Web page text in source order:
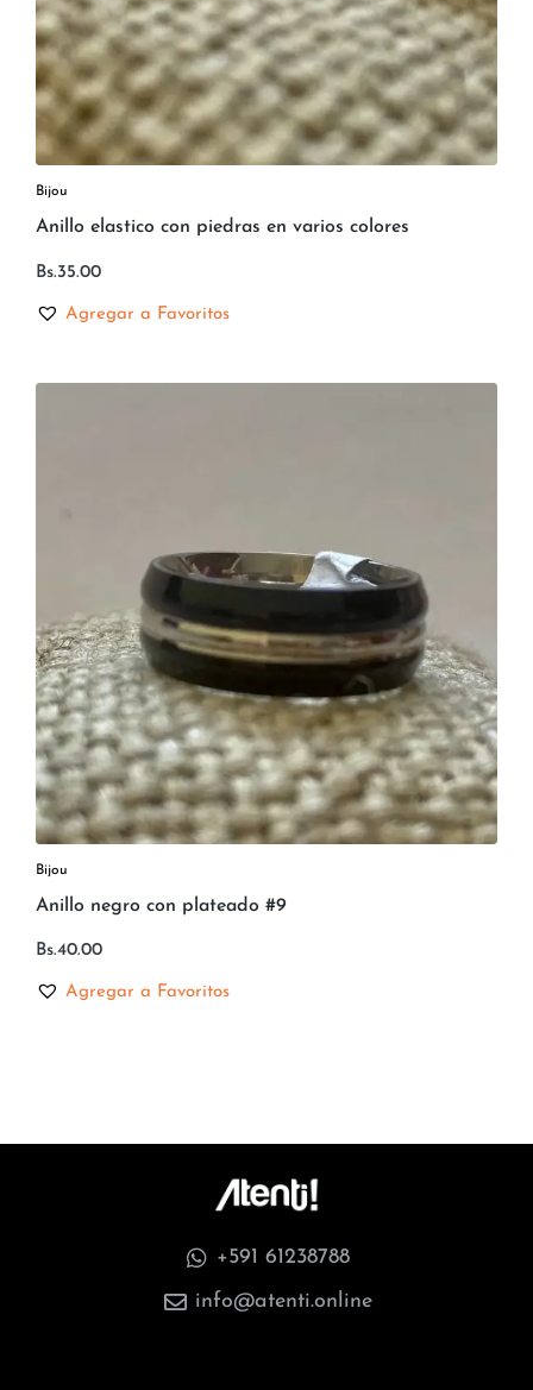
Bijou
Anillo elastico con piedras en varios colores
Bs.35.00
Agregar a Favoritos
Bijou
Anillo negro con plateado #9
Bs.40.00
Agregar a Favoritos
+591 61238788
info@atenti.online